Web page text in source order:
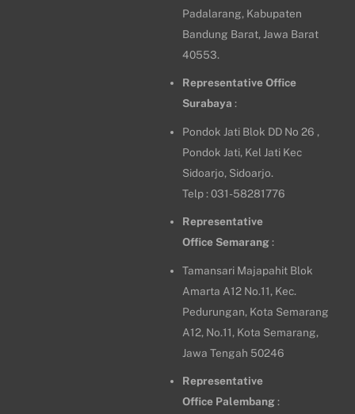
Padalarang, Kabupaten
Bandung Barat, Jawa Barat
40553.
Representative Office
Surabaya :
Pondok Jati Blok DD No 26 ,
Pondok Jati, Kel Jati Kec
Sidoarjo, Sidoarjo.
Telp : 031-58281776
Representative
Office Semarang:
Tamansari Majapahit Blok
Amarta A12 No.11, Kec.
Pedurungan, Kota Semarang
A12, No.11, Kota Semarang,
Jawa Tengah 50246
Representative
Office Palembang: